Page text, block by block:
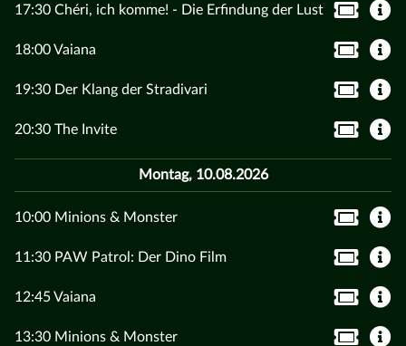
17:30 Chéri, ich komme! - Die Erfindung der Lust
18:00 Vaiana
19:30 Der Klang der Stradivari
20:30 The Invite
Montag, 10.08.2026
10:00 Minions & Monster
11:30 PAW Patrol: Der Dino Film
12:45 Vaiana
13:30 Minions & Monster